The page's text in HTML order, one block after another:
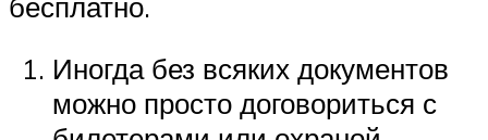
Иногда без всяких документов
можно просто договориться с